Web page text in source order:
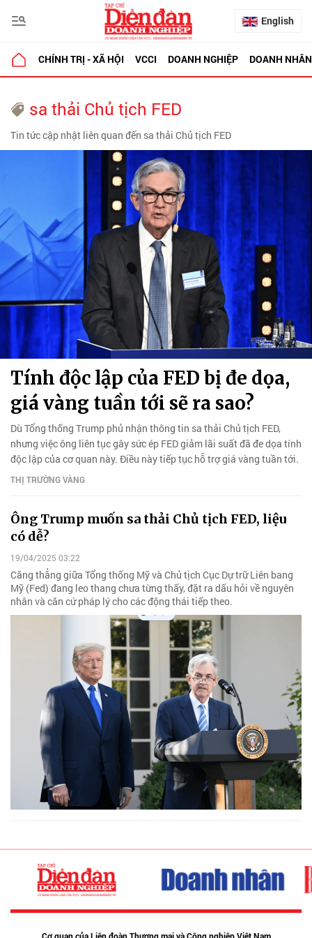
English
CHÍNH TRỊ - XÃ HỘI VCCI DOANH NGHIỆP DOANH NHÂN
sa thải Chủ tịch FED
Tin tức cập nhật liên quan đến sa thải Chủ tịch FED
Tính độc lập của FED bị đe dọa,
giá vàng tuần tới sẽ ra sao?
Dù Tổng thống Trump phủ nhận thông tin sa thải Chủ tịch FED,
nhưng việc ông liên tục gây sức ép FED giảm lãi suất đã đe dọa tính
độc lập của cơ quan này. Điều này tiếp tục hỗ trợ giá vàng tuần tới.
THỊ TRƯỜNG VÀNG
Ông Trump muốn sa thải Chủ tịch FED, liệu
có dễ?
19/04/2025 03:22
Căng thẳng giữa Tổng thống Mỹ và Chủ tịch Cục Dự trữ Liên bang
Mỹ (Fed) đang leo thang chưa từng thấy, đặt ra dấu hỏi về nguyên
nhân và căn cứ pháp lý cho các động thái tiếp theo.